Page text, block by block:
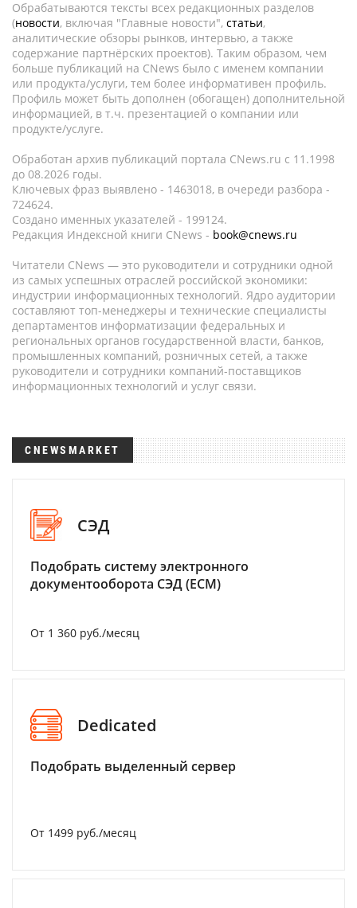
Обрабатываются тексты всех редакционных разделов
(новости, включая "Главные новости", статьи,
аналитические обзоры рынков, интервью, а также
содержание партнёрских проектов). Таким образом, чем
больше публикаций на CNews было с именем компании
или продукта/услуги, тем более информативен профиль.
Профиль может быть дополнен (обогащен) дополнительной
информацией, в т.ч. презентацией о компании или
продукте/услуге.
Обработан архив публикаций портала CNews.ru c 11.1998
до 08.2026 годы.
Ключевых фраз выявлено - 1463018, в очереди разбора -
724624.
Создано именных указателей - 199124.
Редакция Индексной книги CNews - book@cnews.ru
Читатели CNews — это руководители и сотрудники одной
из самых успешных отраслей российской экономики:
индустрии информационных технологий. Ядро аудитории
составляют топ-менеджеры и технические специалисты
департаментов информатизации федеральных и
региональных органов государственной власти, банков,
промышленных компаний, розничных сетей, а также
руководители и сотрудники компаний-поставщиков
информационных технологий и услуг связи.
CNEWSMARKET
СЭД
Подобрать систему электронного
документооборота СЭД (ECM)
От 1 360 руб./месяц
Dedicated
Подобрать выделенный сервер
От 1499 руб./месяц